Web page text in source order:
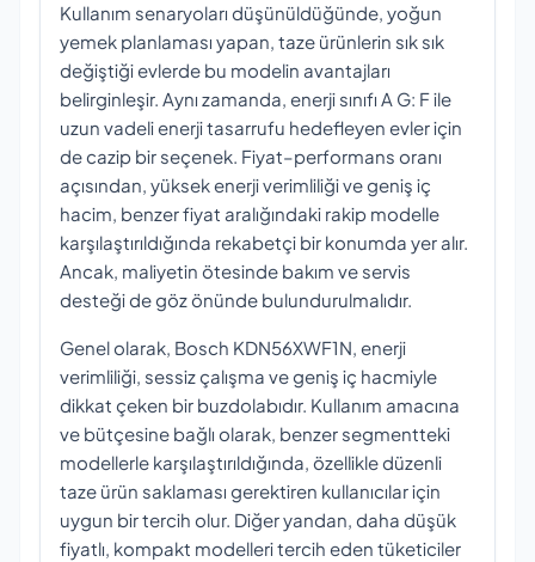
Kullanım senaryoları düşünüldüğünde, yoğun
yemek planlaması yapan, taze ürünlerin sık sık
değiştiği evlerde bu modelin avantajları
belirginleşir. Aynı zamanda, enerji sınıfı A G: F ile
uzun vadeli enerji tasarrufu hedefleyen evler için
de cazip bir seçenek. Fiyat–performans oranı
açısından, yüksek enerji verimliliği ve geniş iç
hacim, benzer fiyat aralığındaki rakip modelle
karşılaştırıldığında rekabetçi bir konumda yer alır.
Ancak, maliyetin ötesinde bakım ve servis
desteği de göz önünde bulundurulmalıdır.
Genel olarak, Bosch KDN56XWF1N, enerji
verimliliği, sessiz çalışma ve geniş iç hacmiyle
dikkat çeken bir buzdolabıdır. Kullanım amacına
ve bütçesine bağlı olarak, benzer segmentteki
modellerle karşılaştırıldığında, özellikle düzenli
taze ürün saklaması gerektiren kullanıcılar için
uygun bir tercih olur. Diğer yandan, daha düşük
fiyatlı, kompakt modelleri tercih eden tüketiciler